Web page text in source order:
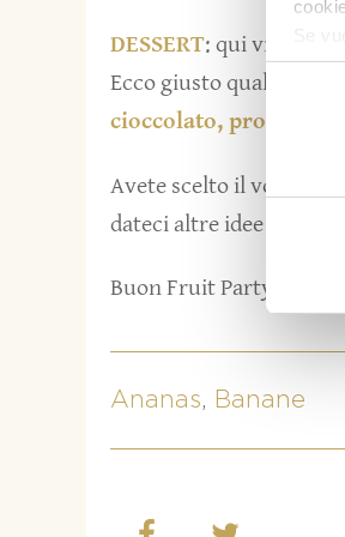
Selezione
DESSERT: qui vi potete
Ecco giusto qualche
cioccolato, profiterol
Avete scelto il vostro
dateci altre idee nei
Buon Fruit Party a tutti!
Ananas, Banane